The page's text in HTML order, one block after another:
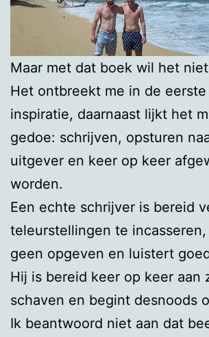
Maar met dat boek wil het
Het ontbreekt me in de eerste
inspiratie, daarnaast lijkt het
gedoe: schrijven, opsturen
uitgever en keer op keer
worden.
Een echte schrijver is bereid
teleurstellingen te
geen opgeven en luistert
Hij is bereid keer op keer aan
schaven en begint desnoods
Ik beantwoord niet aan dat